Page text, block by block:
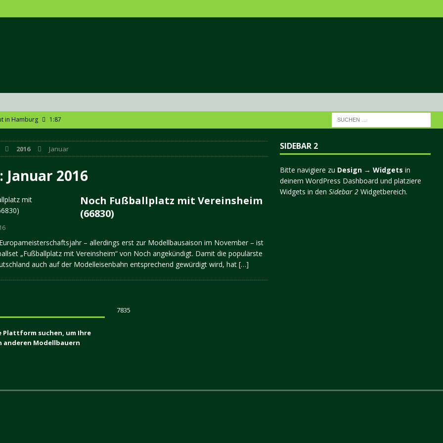
in Hamburg
1:87
Natur für Zuhause
DIORAMEN
2016 Januar
Januar 2016
Noch Fußballplatz mit Vereinsheim
(66830)
– allerdings erst zur Modellbausaison im November – ist
„Fußballplatz mit Vereinsheim“ von Noch angekündigt. Damit die populärste
auch auf der Modelleisenbahn entsprechend gewürdigt wird, hat […]
SIDEBAR 2
Bitte navigiere zu Design → Widgets in
deinem WordPress Dashboard und platziere
Widgets in den Sidebar 2Widgetbereich.
suchen, um Ihre
anderen Modellbauern
7835